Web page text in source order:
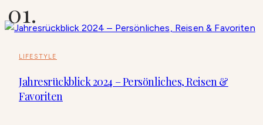
LIFESTYLE
Jahresrückblick 2024 – Persönliches, Reisen &
Favoriten